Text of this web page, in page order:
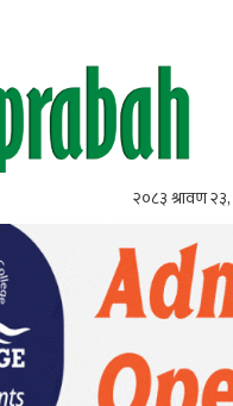
२०८३ श्रावण २३,